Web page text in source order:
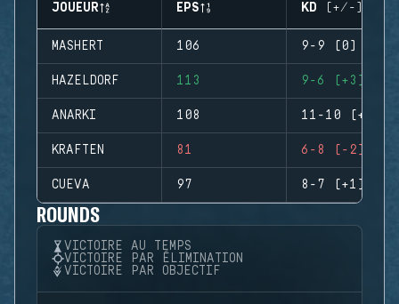
JOUEUR EPS KD (+/-)
MASHERT 106 9-9 (0)
HAZELDORF 113 9-6 (+3)
ANARKI 108 11-10 (+1)
KRAFTEN 81 6-8 (-2)
CUEVA 97 8-7 (+1)
ROUNDS
VICTOIRE AU TEMPS
VICTOIRE PAR ÉLIMINATION
VICTOIRE PAR OBJECTIF